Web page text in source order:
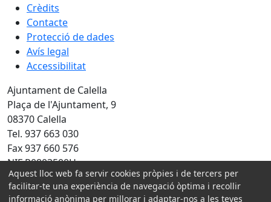
Crèdits
Contacte
Protecció de dades
Avís legal
Accessibilitat
Ajuntament de Calella
Plaça de l'Ajuntament, 9
08370 Calella
Tel. 937 663 030
Fax 937 660 576
NIF P0803500H
Amb la col·laboració de:
Aquest lloc web fa servir cookies pròpies i de tercers per
facilitar-te una experiència de navegació òptima i recollir
informació anònima per millorar i adaptar-nos a les teves